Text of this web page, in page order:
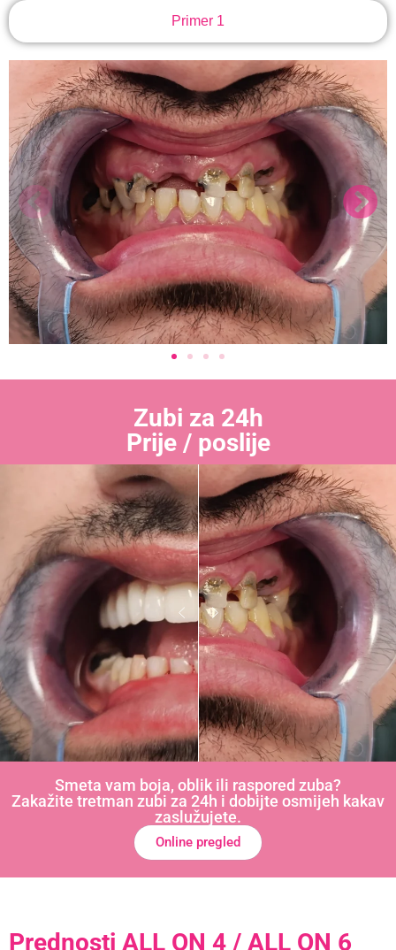
Primer 1
Zubi za 24h
Prije / poslije
Smeta vam boja, oblik ili raspored zuba?
Zakažite tretman zubi za 24h i dobijte osmijeh kakav
zaslužujete.
Online pregled
Prednosti ALL ON 4 / ALL ON 6